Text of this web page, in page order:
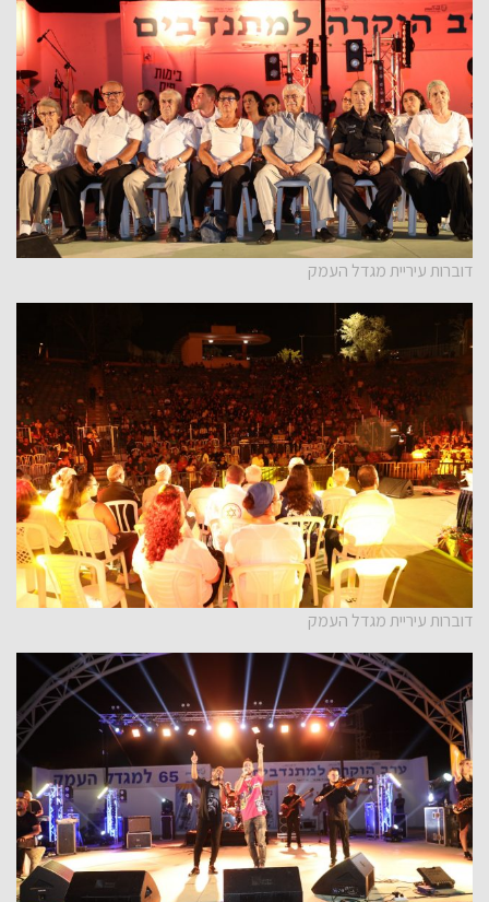
דוברות עיריית מגדל העמק
דוברות עיריית מגדל העמק